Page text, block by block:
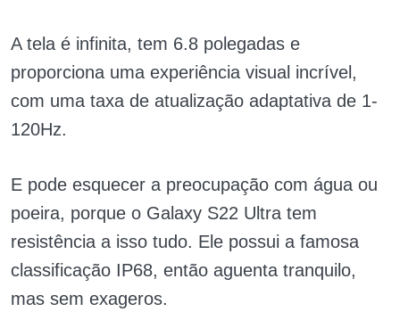
A tela é infinita, tem 6.8 polegadas e
proporciona uma experiência visual incrível,
com uma taxa de atualização adaptativa de 1-
120Hz.
E pode esquecer a preocupação com água ou
poeira, porque o Galaxy S22 Ultra tem
resistência a isso tudo. Ele possui a famosa
classificação IP68, então aguenta tranquilo,
mas sem exageros.